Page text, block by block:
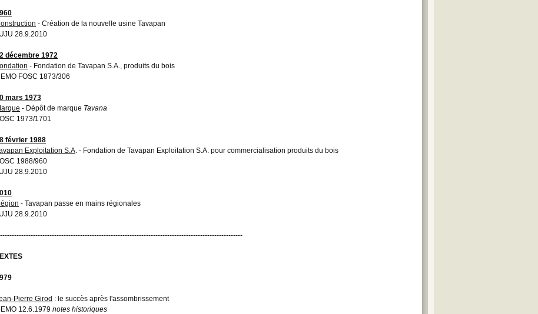
- Création de la nouvelle usine Tavapan
28.9.2010
décembre 1972
- Fondation de Tavapan S.A., produits du bois
FOSC 1873/306
mars 1973
- Dépôt de marque Tavana
1973/1701
février 1988
Exploitation S.A . - Fondation de Tavapan Exploitation S.A. pour commercialisation produits du bois
1988/960
28.9.2010
- Tavapan passe en mains régionales
28.9.2010
Pierre Girod : le succès après l'assombrissement
12.6.1979 notes historiques